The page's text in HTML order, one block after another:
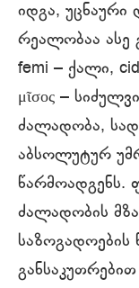
იდგა, უცნაური
რეალობაა ასე
femi – ქალი,
μῖσος –
ძალადობა,
აბსოლუტურ
წარმოადგენს.
ძალადობის
საზოგადოების